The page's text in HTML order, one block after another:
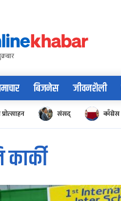
बिजनेस जीवनशैली
संसद् काँग्रेस